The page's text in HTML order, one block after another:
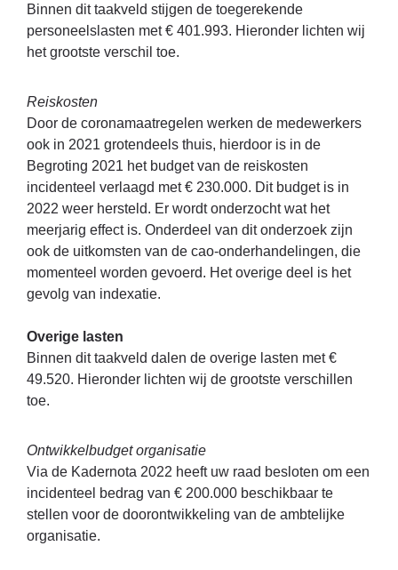
Binnen dit taakveld stijgen de toegerekende
personeelslasten met € 401.993. Hieronder lichten wij
het grootste verschil toe.
Reiskosten
Door de coronamaatregelen werken de medewerkers
ook in 2021 grotendeels thuis, hierdoor is in de
Begroting 2021 het budget van de reiskosten
incidenteel verlaagd met € 230.000. Dit budget is in
2022 weer hersteld. Er wordt onderzocht wat het
meerjarig effect is. Onderdeel van dit onderzoek zijn
ook de uitkomsten van de cao-onderhandelingen, die
momenteel worden gevoerd. Het overige deel is het
gevolg van indexatie.
Overige lasten
Binnen dit taakveld dalen de overige lasten met €
49.520. Hieronder lichten wij de grootste verschillen
toe.
Ontwikkelbudget organisatie
Via de Kadernota 2022 heeft uw raad besloten om een
incidenteel bedrag van € 200.000 beschikbaar te
stellen voor de doorontwikkeling van de ambtelijke
organisatie.